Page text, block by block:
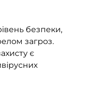
безпеки,
загроз.
є